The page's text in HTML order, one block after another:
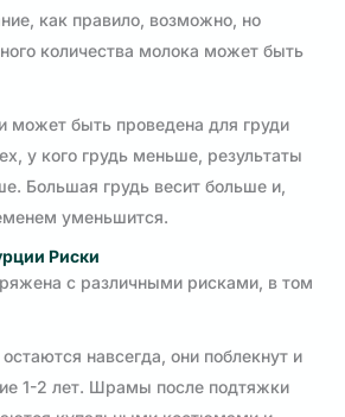
как правило, возможно, но
количества молока может быть
может быть проведена для груди
у кого грудь меньше, результаты
Большая грудь весит больше и,
уменьшится.
Риски
с различными рисками, в том
навсегда, они поблекнут и
1-2 лет. Шрамы после подтяжки